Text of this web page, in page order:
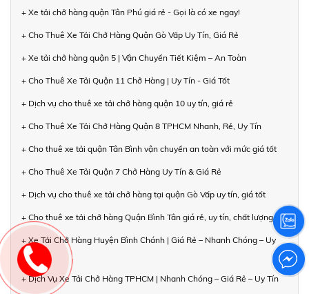
+ Xe tải chở hàng quận Tân Phú giá rẻ - Gọi là có xe ngay!
+ Cho Thuê Xe Tải Chở Hàng Quận Gò Vấp Uy Tín, Giá Rẻ
+ Xe tải chở hàng quận 5 | Vận Chuyển Tiết Kiệm – An Toàn
+ Cho Thuê Xe Tải Quận 11 Chở Hàng | Uy Tín - Giá Tốt
+ Dịch vụ cho thuê xe tải chở hàng quận 10 uy tín, giá rẻ
+ Cho Thuê Xe Tải Chở Hàng Quận 8 TPHCM Nhanh, Rẻ, Uy Tín
+ Cho thuê xe tải quận Tân Bình vận chuyển an toàn với mức giá tốt
+ Cho Thuê Xe Tải Quận 7 Chở Hàng Uy Tín & Giá Rẻ
+ Dịch vụ cho thuê xe tải chở hàng tại quận Gò Vấp uy tín, giá tốt
+ Cho thuê xe tải chở hàng Quận Bình Tân giá rẻ, uy tín, chất lượng
+ Xe Tải Chở Hàng Huyện Bình Chánh | Giá Rẻ – Nhanh Chóng – Uy
Tín
+ Dịch Vụ Xe Tải Chở Hàng TPHCM | Nhanh Chóng – Giá Rẻ – Uy Tín